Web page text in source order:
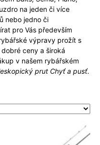
na jeden či více
nebo jedno či
pro Vás především
výpravy prožít s
ceny a široká
v našem rybářském
prut Chyť a pusť.